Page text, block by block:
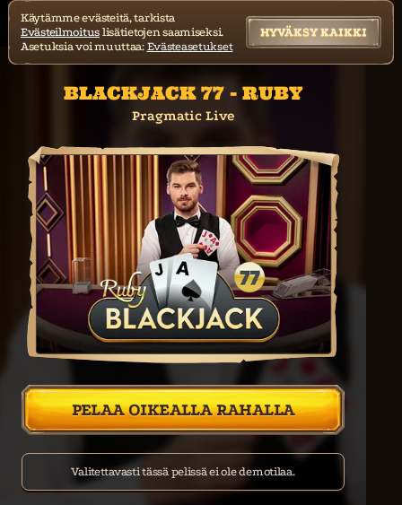
BLACKJACK 77 - RUBY
Pragmatic Live
PELAA OIKEALLA RAHALLA
Valitettavasti tässä pelissä ei ole demotilaa.
Käytämme evästeitä, tarkista
Evästeilmoitus lisätietojen saamiseksi.
Asetuksia voi muuttaa: Evästeasetukset
HYVÄKSY KAIKKI